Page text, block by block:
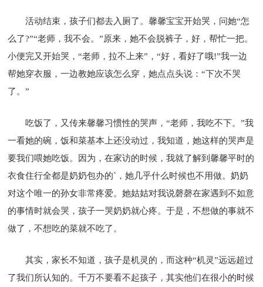
活动结束，孩子们都去入厕了。馨馨宝宝开始哭，问她“怎
么了?”“老师，我不会。”原来，她不会脱裤子，好，帮忙一把。
小便完又开始哭，“老师，拉不上来”，“好，看好了哦!”我一边
帮她穿衣服，一边教她应该怎么穿，她点点头说：“下次不哭
了。”
吃饭了，又传来馨馨习惯性的哭声，“老师，我吃不下。”我
一看她的碗，饭和菜基本上还没动过，我知道，她这样的哭声是
要我们喂她吃饭。因为，在家访的时候，我就了解到馨馨平时的
衣食住行全都是奶奶包办的`，她几乎什么时候也不用做。奶奶
对这个唯一的孙女非常疼爱。她姑姑对我说磬磬在家遇到不如意
的事情时就会哭，孩子一哭奶奶就心疼。于是，不想做的事就不
做了，不想吃的菜就不吃了。
其实，家长不知道，孩子是机灵的，而这种“机灵”远远超过
了我们所认知的。千万不要看不起孩子，其实他们在很小的时候